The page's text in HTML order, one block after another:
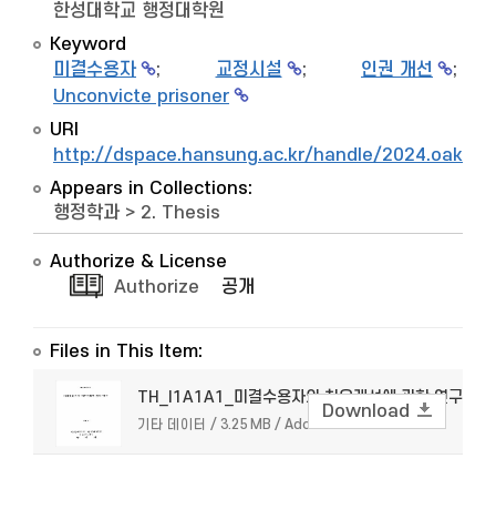
한성대학교 행정대학원
Keyword
미결수용자
; 교정시설 ; 인권 개선
;
Unconvicte prisoner
URI
http://dspace.hansung.ac.kr/handle/2024.oak/
Appears in Collections:
행정학과 > 2. Thesis
Authorize & License
Authorize
공개
Files in This Item:
TH_I1A1A1_미결수용자의 처우개선에 관한 연구
기타 데이터 / 3.25 MB / Adobe PDF
Download